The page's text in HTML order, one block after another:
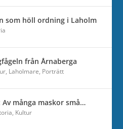
som höll ordning i Laholm
från Årnaberga
, Laholmare, Porträtt
många maskor små…
, Kultur